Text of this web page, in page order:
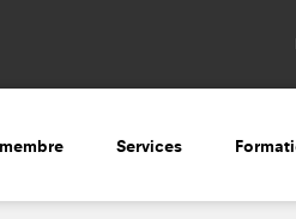
Services